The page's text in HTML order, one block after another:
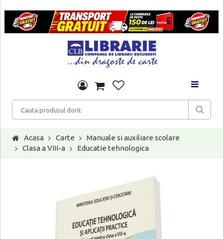
Acasa Carte
Manuale si auxiliare scolare
Clasa a VIII-a
Educatie tehnologica